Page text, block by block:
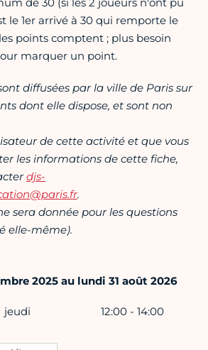
de 30 (si les 2 joueurs n'ont pu
le 1er arrivé à 30 qui remporte le
points comptent ; plus besoin
marquer un point.
diffusées par la ville de Paris sur
dont elle dispose, et sont non
de cette activité et que vous
les informations de cette fiche,
djs-
.
sera donnée pour les questions
elle-même).
2025 au lundi 31 août 2026
jeudi 12:00 - 14:00